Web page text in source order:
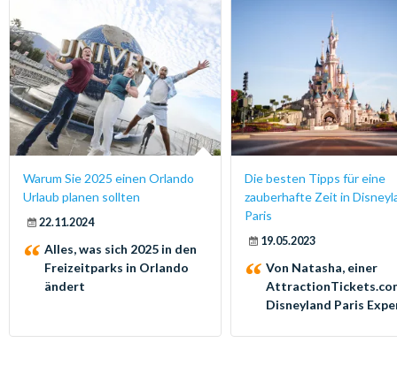
Warum Sie 2025 einen Orlando
Urlaub planen sollten
22.11.2024
Alles, was sich 2025 in den
Freizeitparks in Orlando
ändert
Die besten Tipps für eine
zauberhafte Zeit in
Paris
19.05.2023
Von Natasha, einer
Disneyland Paris